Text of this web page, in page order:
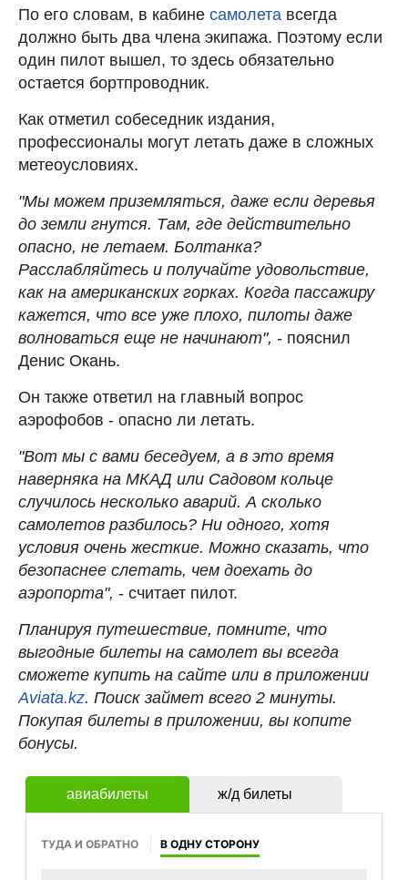
По его словам, в кабине самолета всегда
должно быть два члена экипажа. Поэтому если
один пилот вышел, то здесь обязательно
остается бортпроводник.
Как отметил собеседник издания,
профессионалы могут летать даже в сложных
метеоусловиях.
"Мы можем приземляться, даже если деревья
до земли гнутся. Там, где действительно
опасно, не летаем. Болтанка?
Расслабляйтесь и получайте удовольствие,
как на американских горках. Когда пассажиру
кажется, что все уже плохо, пилоты даже
волноваться еще не начинают", - пояснил
Денис Окань.
Он также ответил на главный вопрос
аэрофобов - опасно ли летать.
"Вот мы с вами беседуем, а в это время
наверняка на МКАД или Садовом кольце
случилось несколько аварий. А сколько
самолетов разбилось? Ни одного, хотя
условия очень жесткие. Можно сказать, что
безопаснее слетать, чем доехать до
аэропорта", - считает пилот.
Планируя путешествие, помните, что
выгодные билеты на самолет вы всегда
сможете купить на сайте или в приложении
Aviata.kz. Поиск займет всего 2 минуты.
Покупая билеты в приложении, вы копите
бонусы.